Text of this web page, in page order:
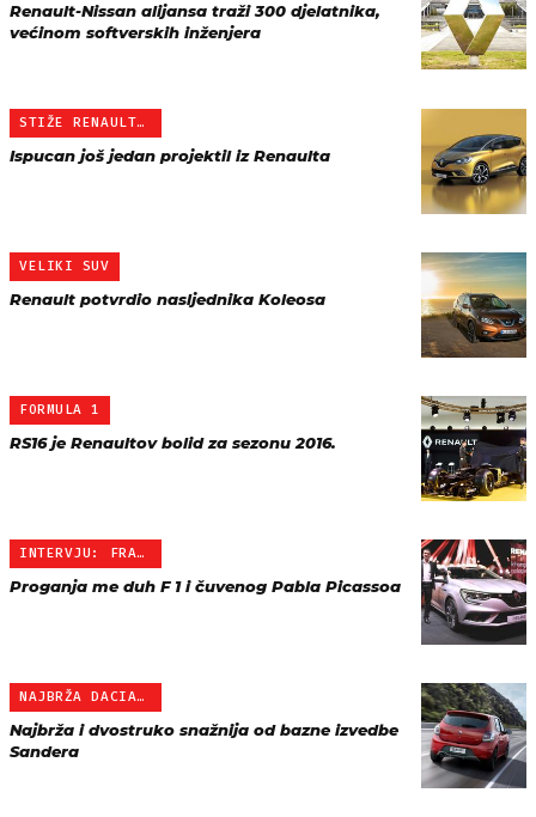
Renault-Nissan alijansa traži 300 djelatnika,
većinom softverskih inženjera
STIŽE RENAULT SCENIC IV
Ispucan još jedan projektil iz Renaulta
VELIKI SUV
Renault potvrdio nasljednika Koleosa
FORMULA 1
RS16 je Renaultov bolid za sezonu 2016.
INTERVJU: FRANCK LE GALL…
Proganja me duh F 1 i čuvenog Pabla Picassoa
NAJBRŽA DACIA R.S.
Najbrža i dvostruko snažnija od bazne izvedbe
Sandera